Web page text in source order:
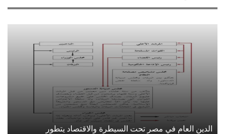
الدين العام في مصر تحت السيطرة والاقتصاد يتطور